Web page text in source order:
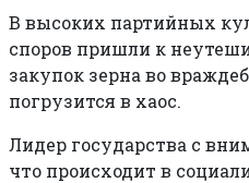
В высоких партийных
споров пришли к
закупок зерна во
погрузится в хаос.
Лидер государства с
что происходит в